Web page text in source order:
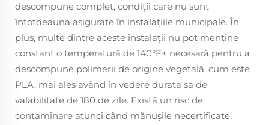
descompune complet, condiții care nu sunt
întotdeauna asigurate în instalațiile municipale. În
plus, multe dintre aceste instalații nu pot menține
constant o temperatură de 140°F+ necesară pentru a
descompune polimerii de origine vegetală, cum este
PLA, mai ales având în vedere durata sa de
valabilitate de 180 de zile. Există un risc de
contaminare atunci când mănușile necertificate,